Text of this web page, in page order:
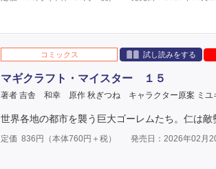
コミックス 試し読みをする
マギクラフト・マイスター １５
著者 吉舎 和幸 原作 秋ぎつね キャラクター原案 ミ
世界各地の都市を襲う巨大ゴーレムたち。仁は敵
定価 836 円（本体760円＋税） 発売日：2026年02月